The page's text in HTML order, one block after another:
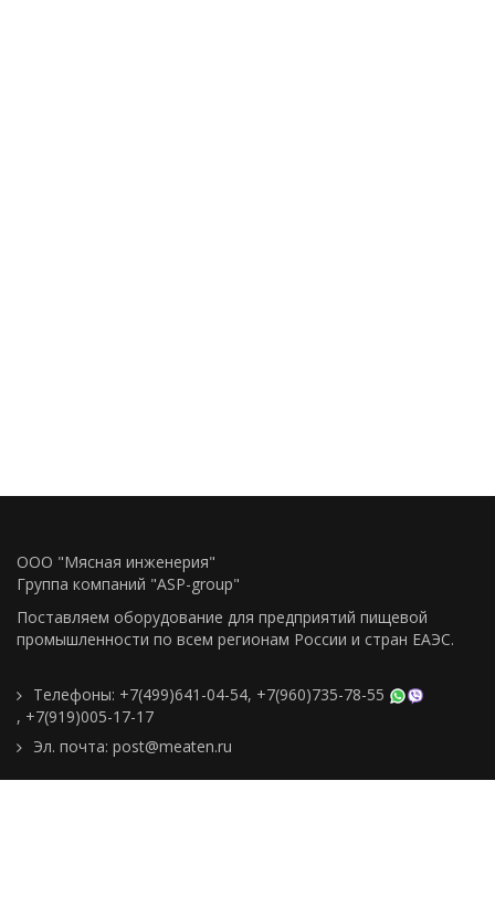
ООО "Мясная инженерия"
Группа компаний "ASP-group"
Поставляем оборудование для предприятий пищевой
промышленности по всем регионам Росcии и стран ЕАЭС.
Телефоны: +7(499)641-04-54, +7(960)735-78-55
, +7(919)005-17-17
Эл. почта: post@meaten.ru